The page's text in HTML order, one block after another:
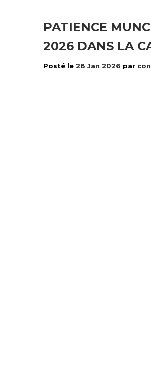
PATIENCE
2026 DANS LA
Posté le 28 Jan 2026 par